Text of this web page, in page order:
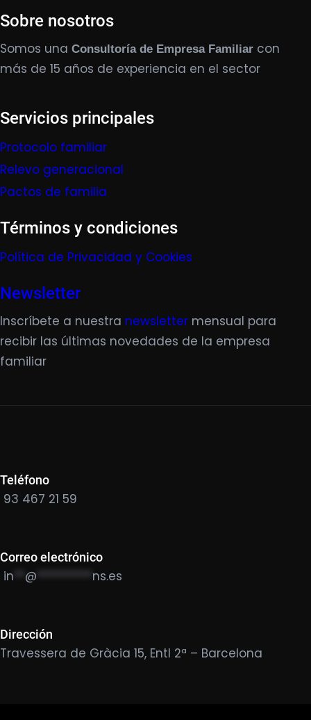
Sobre nosotros
Somos una Consultoría de Empresa Familiar con
más de 15 años de experiencia en el sector
Servicios principales
Protocolo familiar
Relevo generacional
Pactos de familia
Términos y condiciones
Política de Privacidad y Cookies
Newsletter
Inscríbete a nuestra newsletter mensual para
recibir las últimas novedades de la empresa
familiar
Teléfono
93 467 21 59
Correo electrónico
in @ ********** ns.es
Dirección
Travessera de Gràcia 15, Entl 2ª – Barcelona